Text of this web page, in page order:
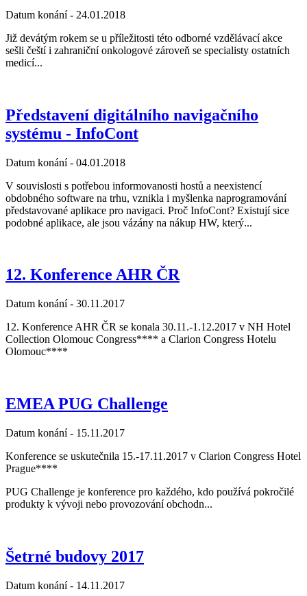
Datum konání - 24.01.2018
Již devátým rokem se u příležitosti této odborné vzdělávací akce
sešli čeští i zahraniční onkologové zároveň se specialisty ostatních
medicí...
Představení digitálního navigačního
systému - InfoCont
Datum konání - 04.01.2018
V souvislosti s potřebou informovanosti hostů a neexistencí
obdobného software na trhu, vznikla i myšlenka naprogramování
představované aplikace pro navigaci. Proč InfoCont? Existují sice
podobné aplikace, ale jsou vázány na nákup HW, který...
12. Konference AHR ČR
Datum konání - 30.11.2017
12. Konference AHR ČR se konala 30.11.-1.12.2017 v NH Hotel
Collection Olomouc Congress**** a Clarion Congress Hotelu
Olomouc****
EMEA PUG Challenge
Datum konání - 15.11.2017
Konference se uskutečnila 15.-17.11.2017 v Clarion Congress Hotel
Prague****
PUG Challenge je konference pro každého, kdo používá pokročilé
produkty k vývoji nebo provozování obchodn...
Šetrné budovy 2017
Datum konání - 14.11.2017